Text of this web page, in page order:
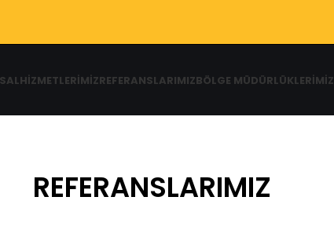
HIZMETLERIMIZREFERANSLARIMIZBÖLGE MÜDÜRLÜKLERIMIZ
REFERANSLARIMIZ